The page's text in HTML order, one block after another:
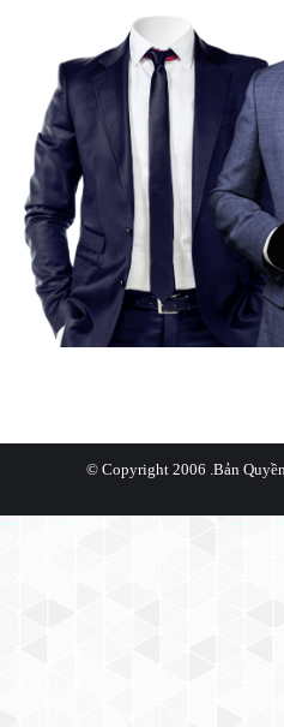
© Copyright 2006 .Bản